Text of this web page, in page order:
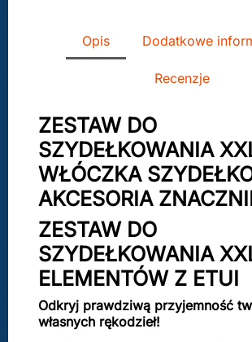
Opis Dodatkowe
Recenzje
ZESTAW DO
SZYDEŁKOWANIA
WŁÓCZKA
AKCESORIA
ZESTAW DO
SZYDEŁKOWANIA
ELEMENTÓW Z ETUI
Odkryj prawdziwą przyjemność
własnych rękodzieł!